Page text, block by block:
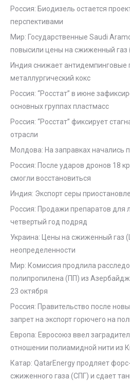
Россия: Биодизель остается
перспективами
Мир: Государственные Saudi
повысили цены на сжиженный газ
Индия снижает антидемпинговые
металлургический кокс
Россия: “Росстат” в июне
основных группах пластмасс
Россия: “Росстат” фиксирует
отрасли
Молдова: На заправках начались
Россия: После ударов дронов 18
смогли восстановиться
Индия: Экспорт серы
Россия: Продажи препаратов для
четвертый год подряд
Украина: Цены на сжиженный газ
неопределенности
Мир: Комиссия продлила
полипропилена (ПП) из
23 октября
Россия: Правительство после
запрет на экспорт горючего на
Европа: Евросоюз ввел
отношении полиамидной нити из
Катар: QatarEnergy продляет
сжиженного газа (СПГ) и сдает